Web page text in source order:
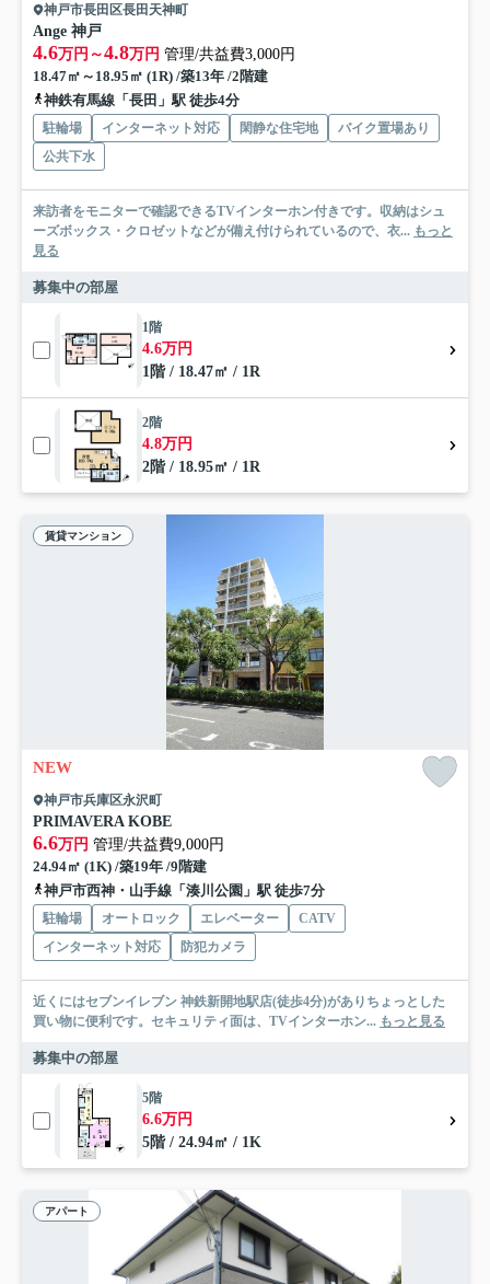
神戸市長田区長田天神町
Ange 神戸
4.6万円～4.8万円 管理/共益費3,000円
18.47㎡～18.95㎡ (1R) /築13年 /2階建
神鉄有馬線「長田」駅 徒歩4分
駐輪場 インターネット対応 閑静な住宅地
バイク置場あり
公共下水
来訪者をモニターで確認できるTVインターホン付きです。収納はシュ
ーズボックス・クロゼットなどが備え付けられているので、衣... もっと
見る
募集中の部屋
1階
4.6万円
1階 / 18.47㎡ / 1R
2階
4.8万円
2階 / 18.95㎡ / 1R
賃貸マンション
NEW
神戸市兵庫区永沢町
PRIMAVERA KOBE
6.6万円 管理/共益費9,000円
24.94㎡ (1K) /築19年 /9階建
神戸市西神・山手線「湊川公園」駅 徒歩7分
駐輪場 オートロック エレベーター
CATV
インターネット対応
防犯カメラ
近くにはセブンイレブン 神鉄新開地駅店(徒歩4分)がありちょっとした
買い物に便利です。セキュリティ面は、TVインターホン... もっと見る
募集中の部屋
5階
6.6万円
5階 / 24.94㎡ / 1K
アパート